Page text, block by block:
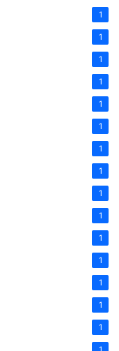
1
1
1
1
1
1
1
1
1
1
1
1
1
1
1